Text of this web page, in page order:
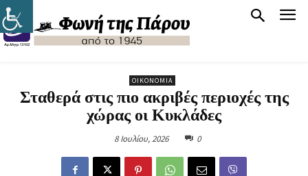
ΟΙΚΟΝΟΜΊΑ
Σταθερά στις πιο ακριβές περιοχές της
χώρας οι Κυκλάδες
8 Ιουλίου, 2026 0